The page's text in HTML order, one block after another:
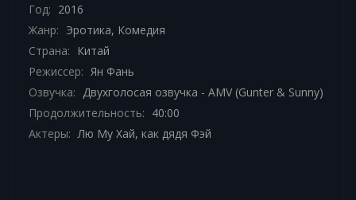
Год: 2016
Жанр: Эротика, Комедия
Страна: Китай
Режиссер: Ян Фань
Озвучка: Двухголосая озвучка - AMV (Gunter & Sunny)
Продолжительность: 40:00
Актеры: Лю Му Хай, как дядя Фэй